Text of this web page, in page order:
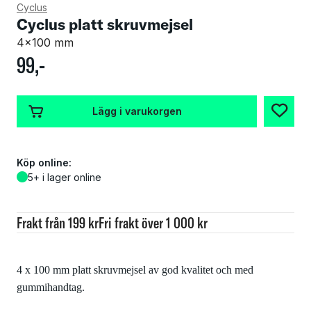
Cyclus
Cyclus platt skruvmejsel
4x100 mm
99,-
4 x 100 mm platt skruvmejsel av god kvalitet och med
gummihandtag.
Frakt från 199 krFri frakt över 1 000 kr
Lägg i varukorgen
Köp online:
5+ i lager online